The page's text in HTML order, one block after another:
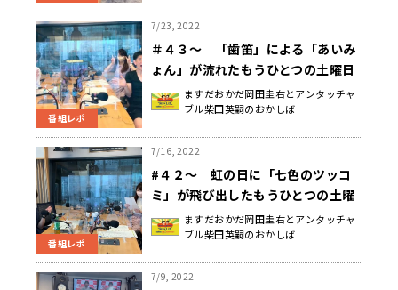
番組レポ
7/23, 2022
＃４３～ 「歯笛」による「あいみ
ょん」が流れたもうひとつの土曜日
ますだおかだ岡田圭右とアンタッチャ
ブル柴田英嗣のおかしば
番組レポ
7/16, 2022
#４２～ 虹の日に「七色のツッコ
ミ」が飛び出したもうひとつの土曜
日
ますだおかだ岡田圭右とアンタッチャ
ブル柴田英嗣のおかしば
7/9, 2022